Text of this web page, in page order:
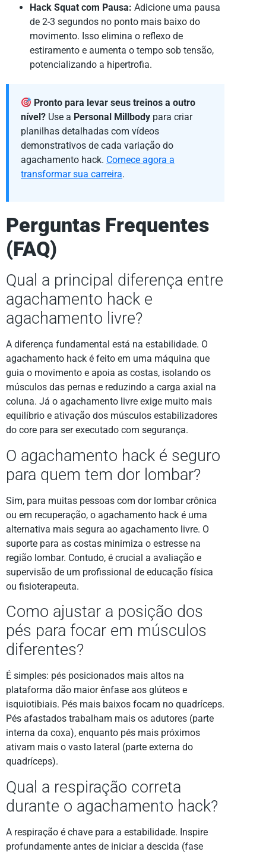
Hack Squat com Pausa: Adicione uma pausa
de 2-3 segundos no ponto mais baixo do
movimento. Isso elimina o reflexo de
estiramento e aumenta o tempo sob tensão,
potencializando a hipertrofia.
Pronto para levar seus treinos a outro
nível? Use a Personal Millbody para criar
planilhas detalhadas com vídeos
demonstrativos de cada variação do
agachamento hack. Comece agora a
transformar sua carreira.
Perguntas Frequentes
(FAQ)
Qual a principal diferença entre
agachamento hack e
agachamento livre?
A diferença fundamental está na estabilidade. O
agachamento hack é feito em uma máquina que
guia o movimento e apoia as costas, isolando os
músculos das pernas e reduzindo a carga axial na
coluna. Já o agachamento livre exige muito mais
equilíbrio e ativação dos músculos estabilizadores
do core para ser executado com segurança.
O agachamento hack é seguro
para quem tem dor lombar?
Sim, para muitas pessoas com dor lombar crônica
ou em recuperação, o agachamento hack é uma
alternativa mais segura ao agachamento livre. O
suporte para as costas minimiza o estresse na
região lombar. Contudo, é crucial a avaliação e
supervisão de um profissional de educação física
ou fisioterapeuta.
Como ajustar a posição dos
pés para focar em músculos
diferentes?
É simples: pés posicionados mais altos na
plataforma dão maior ênfase aos glúteos e
isquiotibiais. Pés mais baixos focam no quadríceps.
Pés afastados trabalham mais os adutores (parte
interna da coxa), enquanto pés mais próximos
ativam mais o vasto lateral (parte externa do
quadríceps).
Qual a respiração correta
durante o agachamento hack?
A respiração é chave para a estabilidade. Inspire
profundamente antes de iniciar a descida (fase